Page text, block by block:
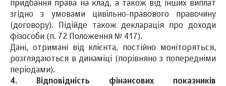
придбання права на клад, а також від інших виплат
згідно з умовами цивільно-правового правочину
(договору). Підійде також декларація про доходи
фізособи (п. 72 Положення № 417).
Дані, отримані від клієнта, постійно моніторяться,
розглядаються в динаміці (порівняно з попередніми
періодами).
4. Відповідність фінансових показників